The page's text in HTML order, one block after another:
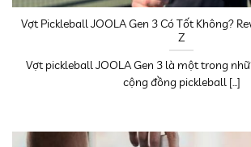
Vợt Pickleball JOOLA Gen 3 Có Tốt Không?
Z
Vợt pickleball JOOLA Gen 3 là một trong
cộng đồng pickleball [...]